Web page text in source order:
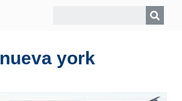
nueva york